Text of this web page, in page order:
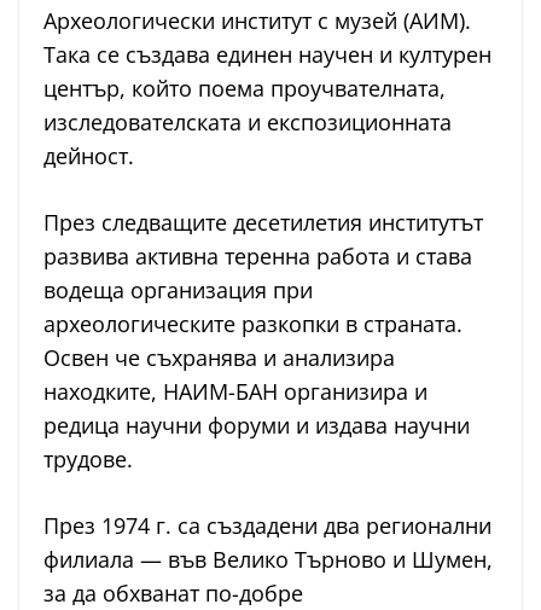
Археологически институт с музей (АИМ).
Така се създава единен научен и културен
център, който поема проучвателната,
изследователската и експозиционната
дейност.
През следващите десетилетия институтът
развива активна теренна работа и става
водеща организация при
археологическите разкопки в страната.
Освен че съхранява и анализира
находките, НАИМ-БАН организира и
редица научни форуми и издава научни
трудове.
През 1974 г. са създадени два регионални
филиала — във Велико Търново и Шумен,
за да обхванат по-добре